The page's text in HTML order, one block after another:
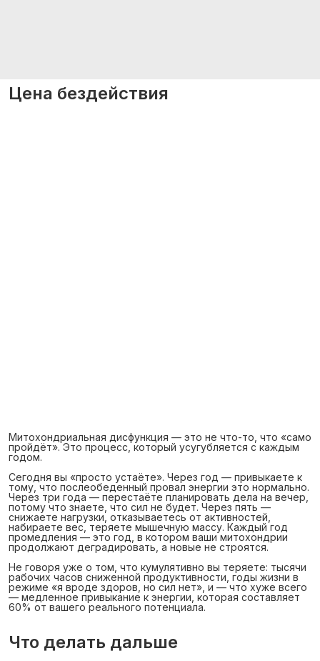
Цена бездействия
Митохондриальная дисфункция — это не что-то, что «само
пройдёт». Это процесс, который усугубляется с каждым
годом.
Сегодня вы «просто устаёте». Через год — привыкаете к
тому, что послеобеденный провал энергии это нормально.
Через три года — перестаёте планировать дела на вечер,
потому что знаете, что сил не будет. Через пять —
снижаете нагрузки, отказываетесь от активностей,
набираете вес, теряете мышечную массу. Каждый год
промедления — это год, в котором ваши митохондрии
продолжают деградировать, а новые не строятся.
Не говоря уже о том, что кумулятивно вы теряете: тысячи
рабочих часов сниженной продуктивности, годы жизни в
режиме «я вроде здоров, но сил нет», и — что хуже всего
— медленное привыкание к энергии, которая составляет
60% от вашего реального потенциала.
Что делать дальше